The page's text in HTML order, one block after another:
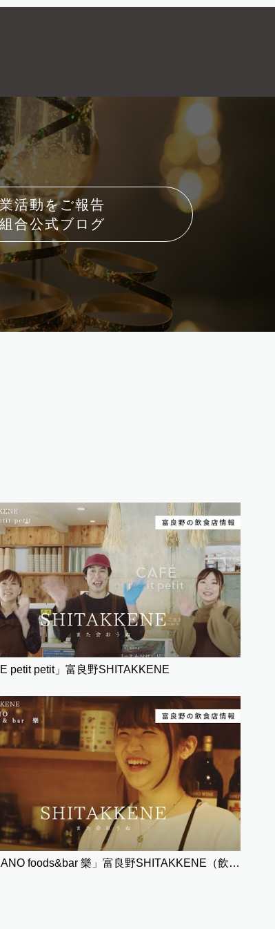
活動をご報告
合公式ブログ
petit petit」富良野SHITAKKENE
「FURANO foods&bar 樂」富良野SHITAKKENE（飲食）